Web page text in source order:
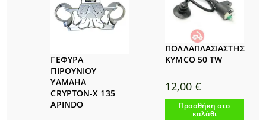
ΓΕΦΥΡΑ
ΠΙΡΟΥΝΙΟΥ
YAMAHA
CRYPTON-X 135
APINDO
ΠΟΛΛΑΠΛΑΣΙΑΣΤΗΣ
KYMCO 50 TW
12,00 €
Προσθήκη στο
καλάθι